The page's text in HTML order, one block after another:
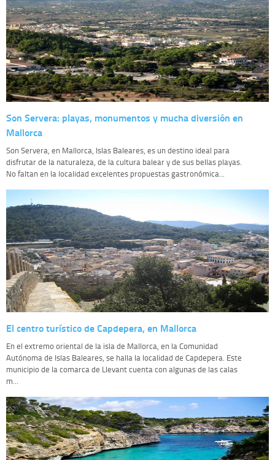
Son Servera: playas, monumentos y mucha diversión en
Mallorca
Son Servera, en Mallorca, Islas Baleares, es un destino ideal para
disfrutar de la naturaleza, de la cultura balear y de sus bellas playas.
No faltan en la localidad excelentes propuestas gastronómica...
El centro turístico de Capdepera, en Mallorca
En el extremo oriental de la isla de Mallorca, en la Comunidad
Autónoma de Islas Baleares, se halla la localidad de Capdepera. Este
municipio de la comarca de Llevant cuenta con algunas de las calas
m...